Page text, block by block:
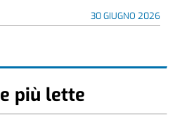
30 GIUGNO 2026
più lette